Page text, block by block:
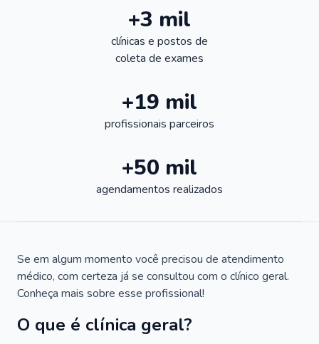
+3 mil
clínicas e postos de
coleta de exames
+19 mil
profissionais parceiros
+50 mil
agendamentos realizados
Se em algum momento você precisou de atendimento
médico, com certeza já se consultou com o clínico geral.
Conheça mais sobre esse profissional!
O que é clínica geral?